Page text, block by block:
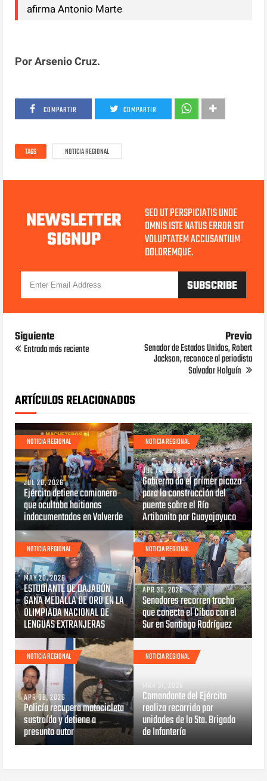
afirma Antonio Marte
Por Arsenio Cruz.
COMPARTIR COMPARTIR
TAGS NOTICIA REGIONAL
NEWSLETTER
SIGNUP
SED UT PERSPICIATIS UNDE
OMNIS ISTE NATUS ERROR SIT
VOLUPTATEM ACCUSANTIUM
DOLOREMQUE.
Siguiente
Entrada más reciente
Previo
Senador de Estados Unidos, Robert
Jackson, reconoce al periodista
Salvador Holguín
ARTÍCULOS RELACIONADOS
NOTICIA REGIONAL
JUL 20, 2026
Ejército detiene camionero
que ocultaba haitianos
indocumentados en Valverde
NOTICIA REGIONAL
JUL 14, 2026
Gobierno da el primer picazo
para la construcción del
puente sobre el Río
Artibonito por Guayajayuco
NOTICIA REGIONAL
MAY 20, 2026
ESTUDIANTE DE DAJABÓN
GANA MEDALLA DE ORO EN LA
OLIMPIADA NACIONAL DE
LENGUAS EXTRANJERAS
NOTICIA REGIONAL
APR 30, 2026
Senadores recorren trocha
que conecta el Cibao con el
Sur en Santiago Rodríguez
NOTICIA REGIONAL
APR 08, 2026
Policía recupera motocicleta
sustraída y detiene a
presunto autor
NOTICIA REGIONAL
MAR 31, 2026
Comandante del Ejército
realiza recorrido por
unidades de la 5ta. Brigada
de Infantería